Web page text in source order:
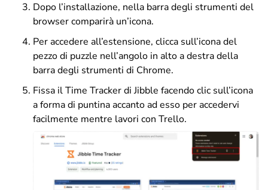
Dopo l’installazione, nella barra degli strumenti del
browser comparirà un’icona.
Per accedere all’estensione, clicca sull’icona del
pezzo di puzzle nell’angolo in alto a destra della
barra degli strumenti di Chrome.
Fissa il Time Tracker di Jibble facendo clic sull’icona
a forma di puntina accanto ad esso per accedervi
facilmente mentre lavori con Trello.